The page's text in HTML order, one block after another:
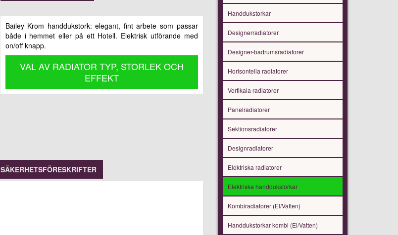
Bailey Krom handdukstork: elegant, fint arbete som passar
både i hemmet eller på ett Hotell. Elektrisk utförande med
on/off knapp.
VAL AV RADIATOR TYP, STORLEK OCH
EFFEKT
SÄKERHETSFÖRESKRIFTER
Handdukstorkar
Designerradiatorer
Designer-badrumsradiatorer
Horisontella radiatorer
Vertikala radiatorer
Panelradiatorer
Sektionsradiatorer
Designradiatorer
Elektriska radiatorer
Elektriska handdukstorkar
Kombiradiatorer (El/Vatten)
Handdukstorkar kombi (El/Vatten)